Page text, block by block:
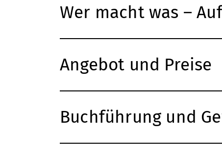
Wer macht was –
Angebot und Preise
Buchführung und